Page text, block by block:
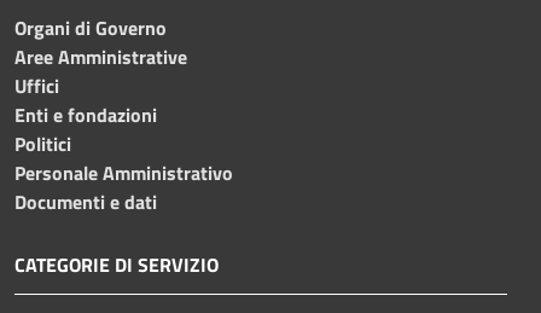
Organi di Governo
Aree Amministrative
Uffici
Enti e fondazioni
Politici
Personale Amministrativo
Documenti e dati
CATEGORIE DI SERVIZIO